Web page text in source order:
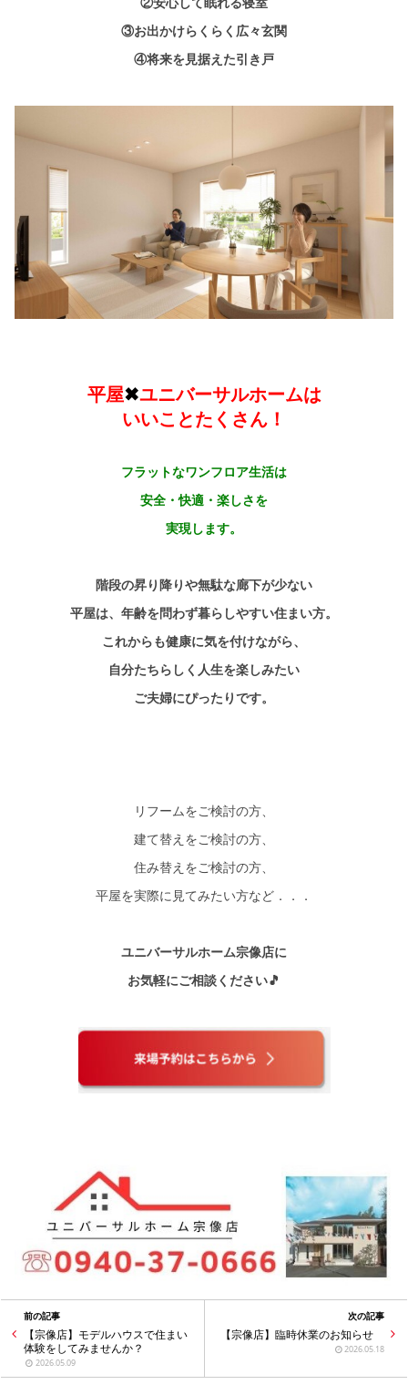
③お出かけらくらく広々玄関
④将来を見据えた引き戸
平屋✖ユニバーサルホームは
いいことたくさん！
フラットなワンフロア生活は
安全・快適・楽しさを
実現します。
階段の昇り降りや無駄な廊下が少ない
平屋は、年齢を問わず暮らしやすい住まい方。
これからも健康に気を付けながら、
自分たちらしく人生を楽しみたい
ご夫婦にぴったりです。
リフームをご検討の方、
建て替えをご検討の方、
住み替えをご検討の方、
平屋を実際に見てみたい方など．．．
ユニバーサルホーム宗像店に
お気軽にご相談ください🎵
前の記事
【宗像店】モデルハウスで住まい
体験をしてみませんか？
2026.05.09
次の記事
【宗像店】臨時休業のお知らせ
2026.05.18